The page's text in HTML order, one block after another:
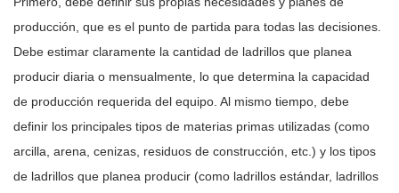
producción, que es el punto de partida para todas las decisiones.
Debe estimar claramente la cantidad de ladrillos que planea
producir diaria o mensualmente, lo que determina la capacidad
de producción requerida del equipo. Al mismo tiempo, debe
definir los principales tipos de materias primas utilizadas (como
arcilla, arena, cenizas, residuos de construcción, etc.) y los tipos
de ladrillos que planea producir (como ladrillos estándar, ladrillos